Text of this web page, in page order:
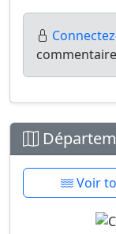
Voir